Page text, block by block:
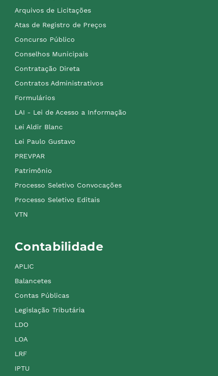
Arquivos de Licitações
Atas de Registro de Preços
Concurso Público
Conselhos Municipais
Contratação Direta
Contratos Administrativos
Formulários
LAI - Lei de Acesso a Informação
Lei Aldir Blanc
Lei Paulo Gustavo
PREVPAR
Patrimônio
Processo Seletivo Convocações
Processo Seletivo Editais
VTN
Contabilidade
APLIC
Balancetes
Contas Públicas
Legislação Tributária
LDO
LOA
LRF
IPTU